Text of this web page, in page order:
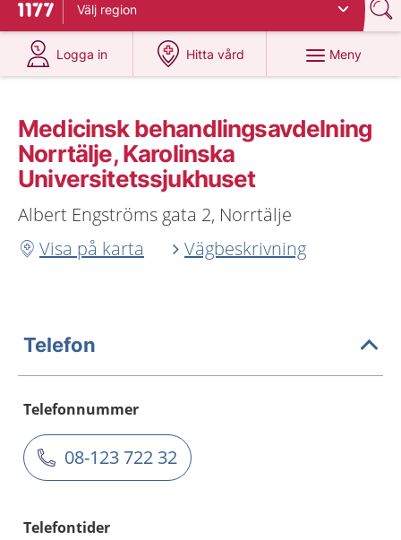
Till startsidan för 1177
Välj region
Logga in
på 1177.se
Hitta vård
på 1177.se
Meny
Medicinsk behandlingsavdelning
Norrtälje, Karolinska
Universitetssjukhuset
Albert Engströms gata 2, Norrtälje
Visa på karta
Vägbeskrivning
Telefon
Telefonnummer
08-123 722 32
Telefontider